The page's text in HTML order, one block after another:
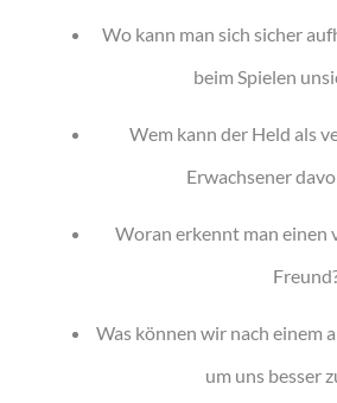
Wo kann man sich sicher
beim Spielen
Wem kann der Held als
Erwachsener
Woran erkennt man einen
Was können wir nach einem
um uns besser